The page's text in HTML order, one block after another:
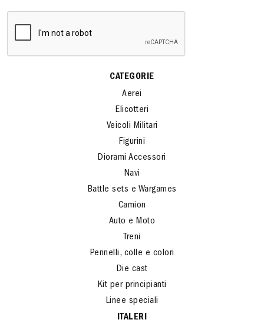
CATEGORIE
Aerei
Elicotteri
Veicoli Militari
Figurini
Diorami Accessori
Navi
Battle sets e Wargames
Camion
Auto e Moto
Treni
Pennelli, colle e colori
Die cast
Kit per principianti
Linee speciali
ITALERI